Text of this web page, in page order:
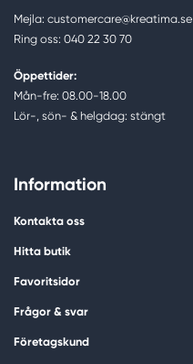
Mejla: customercare@kreatima.se
Ring oss: 040 22 30 70
Öppettider:
Mån-fre: 08.00-18.00
Lör-, sön- & helgdag: stängt
Information
Kontakta oss
Hitta butik
Favoritsidor
Frågor & svar
Företagskund